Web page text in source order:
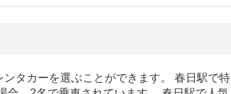
タカーを選ぶことができます。 春日駅で特